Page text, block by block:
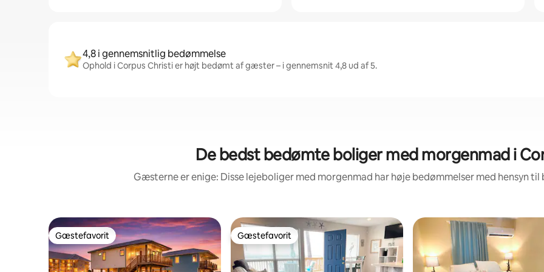
4,8 i gennemsnitlig bedømmelse
Ophold i Corpus Christi er højt bedømt af gæster – i gennemsnit 4,8 ud af 5.
De bedst bedømte boliger med morgenmad i
Gæsterne er enige: Disse lejeboliger med morgenmad har høje bedømmelser med hensyn
Gæstefavorit
Gæstefavorit Gæstefavorit
Gæstefavorit